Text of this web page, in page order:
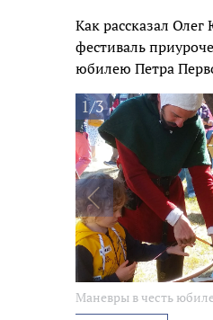
Как рассказал
фестиваль
юбилею Петра
Маневры в честь
1/3